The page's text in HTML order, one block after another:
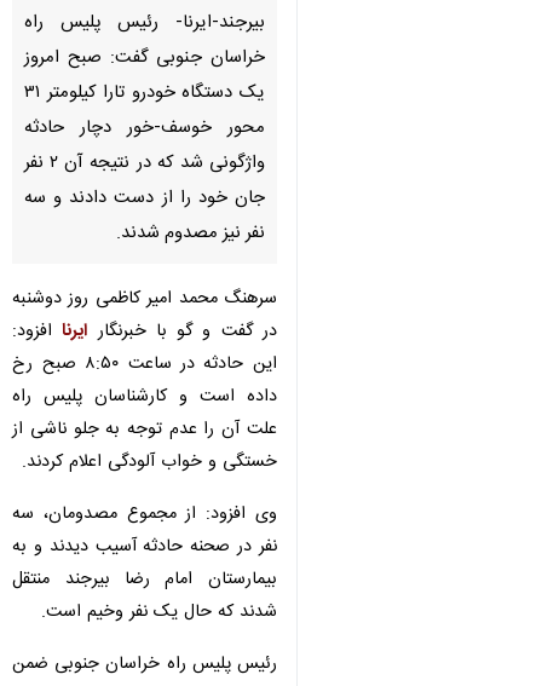
بیرجند-ایرنا- رئیس پلیس راه
خراسان جنوبی گفت: صبح امروز
یک دستگاه خودرو تارا کیلومتر ۳۱
محور خوسف-خور دچار حادثه
واژگونی شد که در نتیجه آن ۲ نفر
جان خود را از دست دادند و سه
نفر نیز مصدوم شدند.
سرهنگ محمد امیر کاظمی روز دوشنبه
در گفت و گو با خبرنگار ایرناافزود:
این حادثه در ساعت ۸:۵۰ صبح رخ
داده است و کارشناسان پلیس راه
علت آن را عدم توجه به جلو ناشی از
خستگی و خواب آلودگی اعلام کردند.
وی افزود: از مجموع مصدومان، سه
نفر در صحنه حادثه آسیب دیدند و به
بیمارستان امام رضا بیرجند منتقل
شدند که حال یک نفر وخیم است.
رئیس پلیس راه خراسان جنوبی ضمن